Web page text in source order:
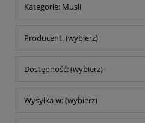
Kategorie: Musli
Producent: (wybierz)
Dostępność: (wybierz)
Wysyłka w: (wybierz)